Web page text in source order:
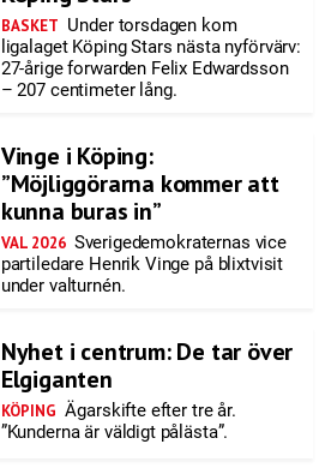
BASKET Under torsdagen kom
ligalaget Köping Stars nästa nyförvärv:
27-årige forwarden Felix Edwardsson
– 207 centimeter lång.
Vinge i Köping:
”Möjliggörarna kommer att
kunna buras in”
VAL 2026 Sverigedemokraternas vice
partiledare Henrik Vinge på blixtvisit
under valturnén.
Nyhet i centrum: De tar över
Elgiganten
KÖPING Ägarskifte efter tre år.
”Kunderna är väldigt pålästa”.